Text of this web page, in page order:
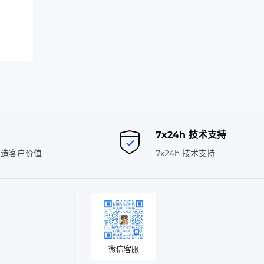
客户价值
7x24h 技术支持
7x24h 技术支持
微信客服